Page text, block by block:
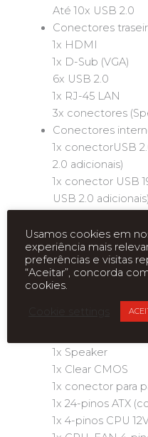
Até 10x USB 2.0
Conectores
1x HDMI
1x D-Sub (VGA)
6x USB 2.0
1x RJ-45 LAN
3x conectores
Conectores
1x conectorUSB
2.0 adicionais)
1x conector USB
USB 2.0 adicionais)
conectores
porém o chipset
compatibilidade
velocidade
3x SATA 3 GB/s
1x conector para
1x Speaker
1x Clear CMOS
1x conector para
1x 24-pinos ATX
1x 4-pinos CPU
Usamos cookies em
experiência mais
preferências e visitas
“Aceitar”, concorda
cookies.